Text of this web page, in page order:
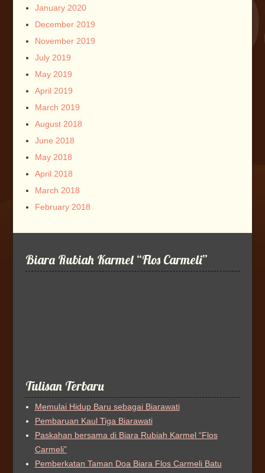
January 2020
December 2019
November 2019
July 2019
May 2019
April 2019
March 2019
August 2018
June 2018
May 2018
April 2018
March 2018
February 2018
Biara Rubiah Karmel “Flos Carmeli”
Tulisan Terbaru
Memulai Hidup Baru sebagai Biarawati
Pembaruan Kaul Tiga Biarawati
Paskahan bersama di Biara Rubiah Karmel “Flos
Carmeli”
Pemberkatan Taman Doa Biara Flos Carmeli Batu